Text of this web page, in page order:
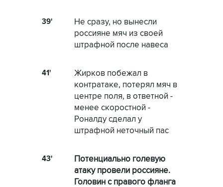
39'
Не сразу, но вынесли
россияне мяч из своей
штрафной после навеса
41'
Жирков побежал в
контратаке, потерял мяч в
центре поля, в ответной -
менее скоростной -
Роналду сделал у
штрафной неточный пас
43'
Потенциально голевую
атаку провели россияне.
Головин с правого фланга